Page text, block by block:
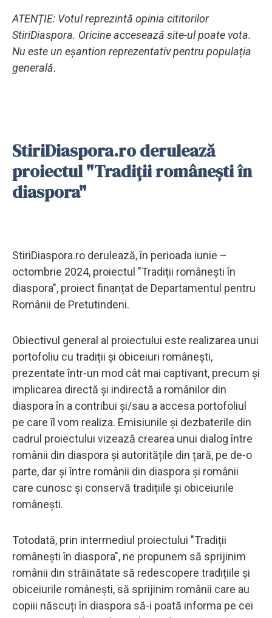
ATENȚIE: Votul reprezintă opinia cititorilor
StiriDiaspora. Oricine accesează site-ul poate vota.
Nu este un eșantion reprezentativ pentru populația
generală.
StiriDiaspora.ro derulează
proiectul "Tradiții românești în
diaspora"
StiriDiaspora.ro derulează, în perioada iunie –
octombrie 2024, proiectul "Tradiții românești în
diaspora", proiect finanțat de Departamentul pentru
Românii de Pretutindeni.
Obiectivul general al proiectului este realizarea unui
portofoliu cu tradiții și obiceiuri românești,
prezentate într-un mod cât mai captivant, precum și
implicarea directă și indirectă a românilor din
diaspora în a contribui și/sau a accesa portofoliul
pe care îl vom realiza. Emisiunile și dezbaterile din
cadrul proiectului vizează crearea unui dialog între
românii din diaspora și autoritățile din țară, pe de-o
parte, dar și între românii din diaspora și românii
care cunosc și conservă tradițiile și obiceiurile
românești.
Totodată, prin intermediul proiectului "Tradiții
românești în diaspora", ne propunem să sprijinim
românii din străinătate să redescopere tradițiile și
obiceiurile românești, să sprijinim românii care au
copiii născuți în diaspora să-i poată informa pe cei